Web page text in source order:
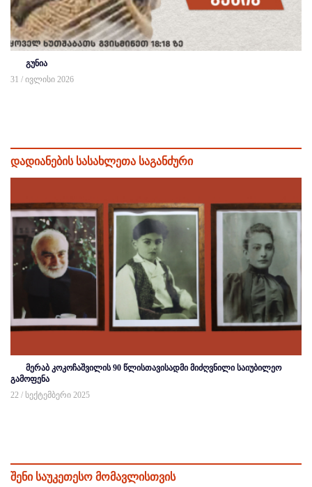
გუნია
31 / ივლისი 2026
დადიანების სასახლეთა საგანძური
მერაბ კოკოჩაშვილის 90 წლისთავისადმი მიძღვნილი საიუბილეო
გამოფენა
22 / სექტემბერი 2025
შენი საუკეთესო მომავლისთვის